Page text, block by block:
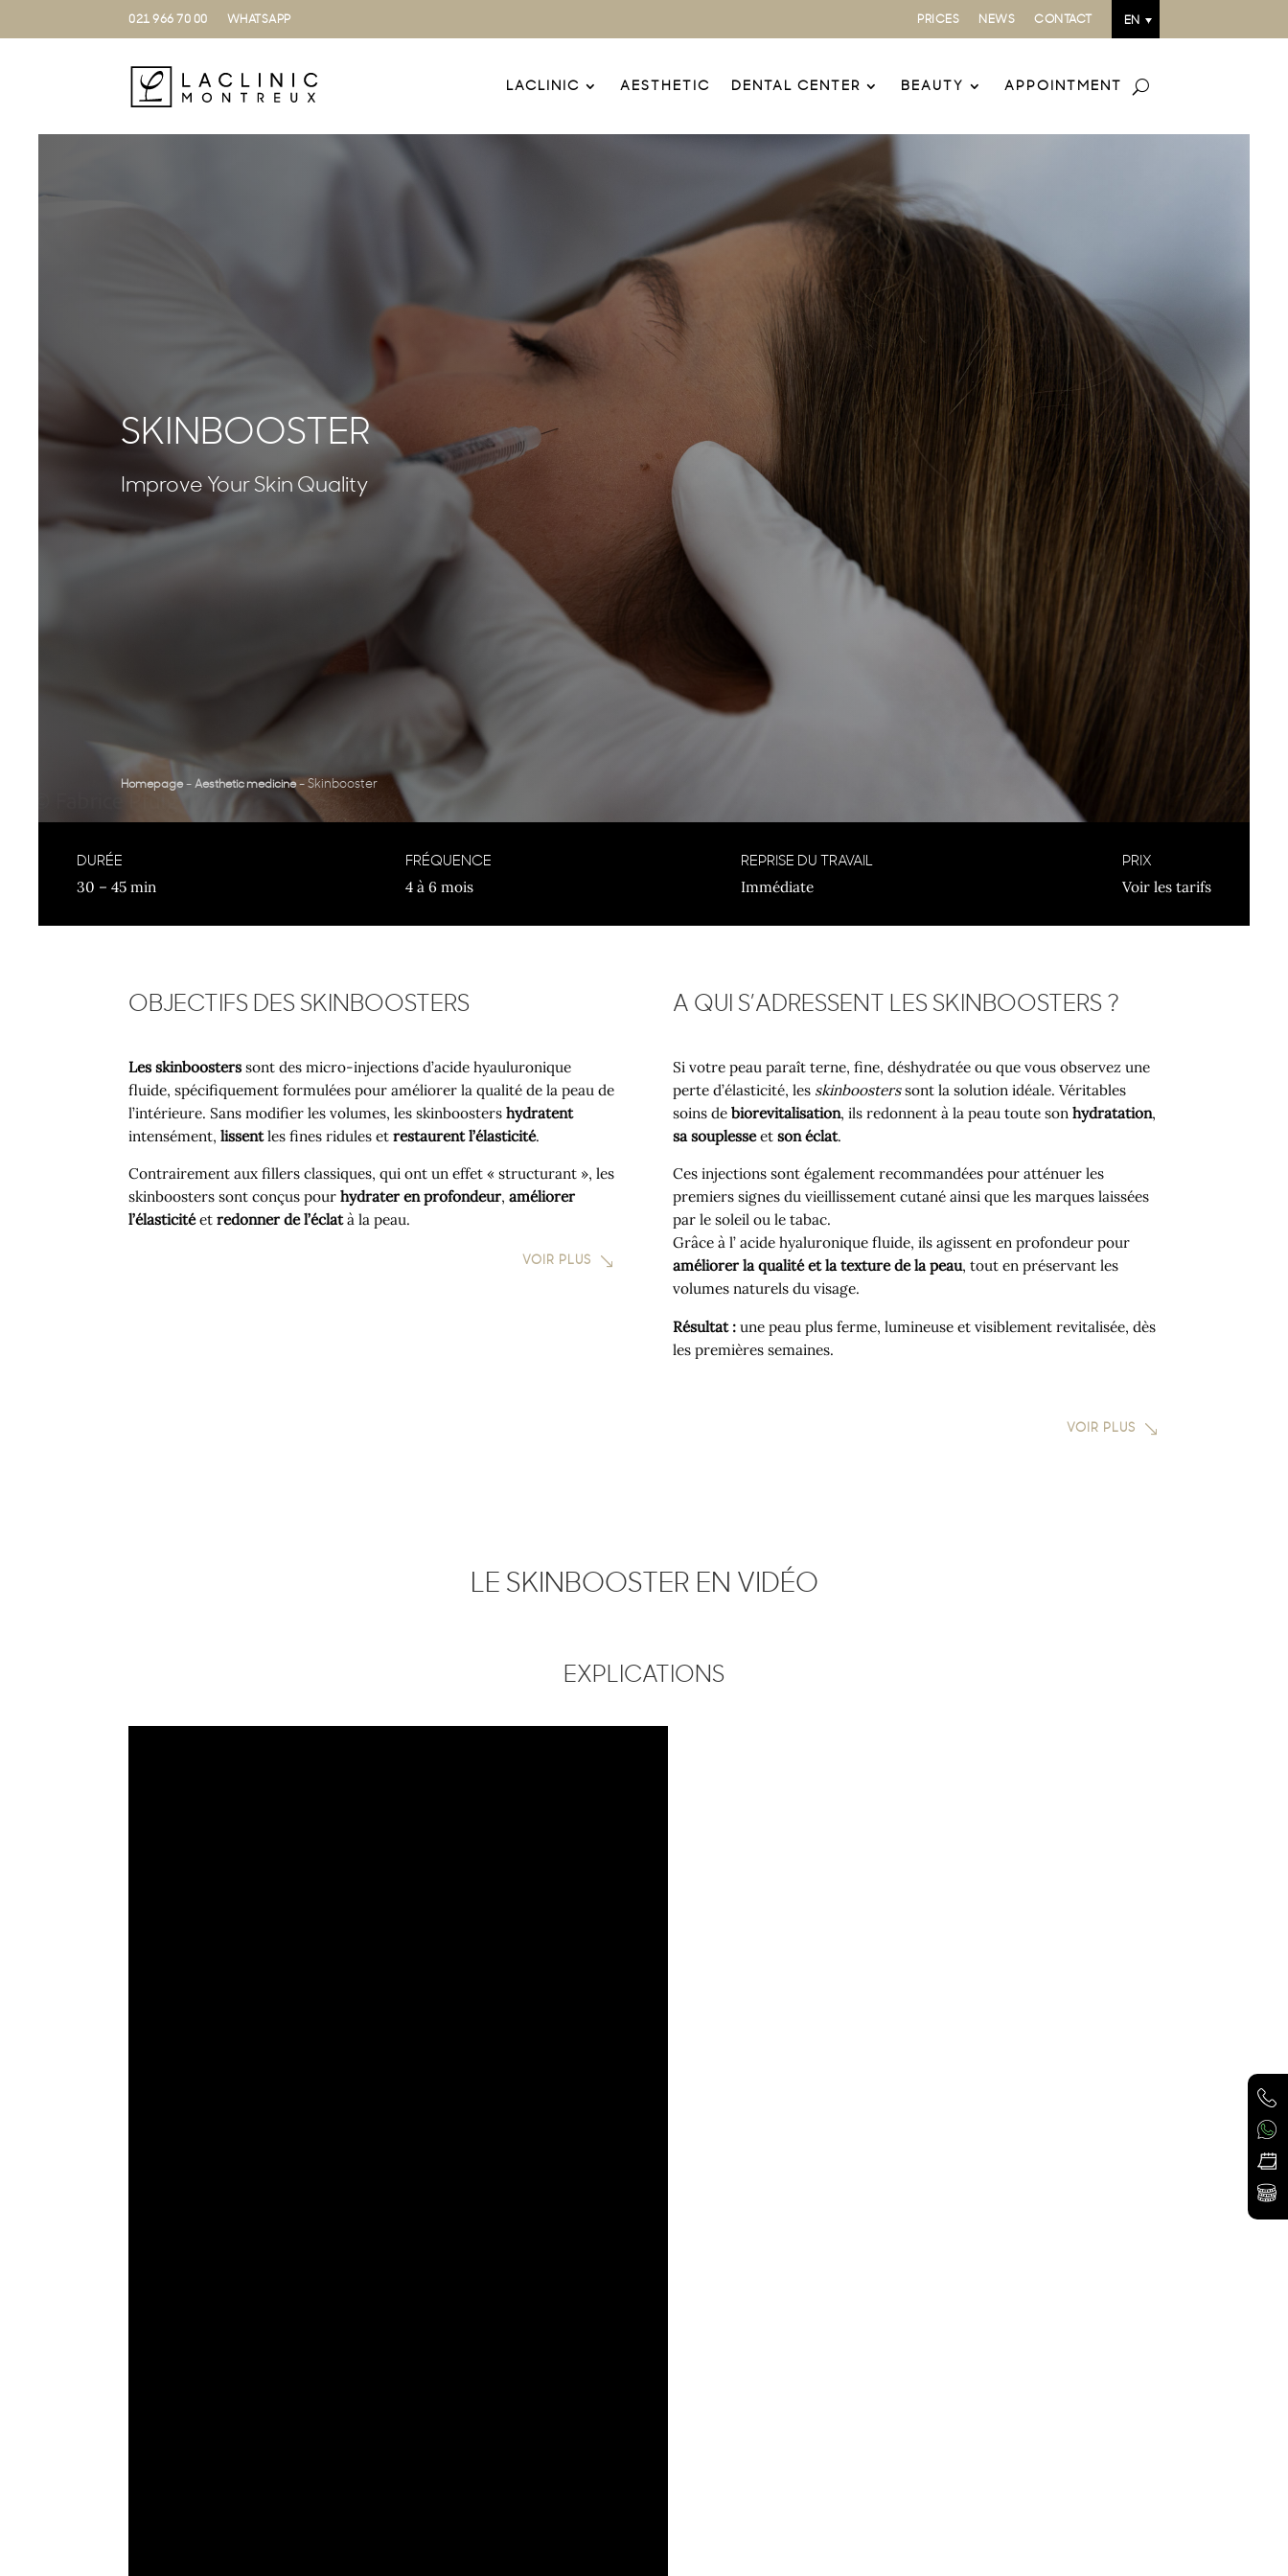
021 966 70 00 WHATSAPP PRICES NEWS CONTACT EN
LACLINIC AESTHETIC DENTAL CENTER BEAUTY APPOINTMENT
SKINBOOSTER
Improve Your Skin Quality
Homepage-Aesthetic medicine-Skinbooster
DURÉE
30 – 45 min
FRÉQUENCE
4 à 6 mois
REPRISE DU TRAVAIL
Immédiate
PRIX
Voir les tarifs
OBJECTIFS DES SKINBOOSTERS
Les skinboosterssont des micro-injections d’acide hyauluronique
fluide, spécifiquement formulées pour améliorer la qualité de la peau de
l’intérieure. Sans modifier les volumes, les skinboostershydratent
intensément,lissentles fines ridules etrestaurent l’élasticité.
Contrairement aux fillers classiques, qui ont un effet « structurant », les
skinboosters sont conçus pourhydrater en profondeur,améliorer
l’élasticitéetredonner de l’éclatà la peau.
VOIR PLUS
A QUI S’ADRESSENT LES SKINBOOSTERS ?
Si votre peau paraît terne, fine, déshydratée ou que vous observez une
perte d’élasticité, les skinboosterssont la solution idéale. Véritables
soins de biorevitalisation, ils redonnent à la peau toute son hydratation,
sa souplesseet son éclat.
Ces injections sont également recommandées pour atténuer les
premiers signes du vieillissement cutané ainsi que les marques laissées
par le soleil ou le tabac.
Grâce à l’ acide hyaluronique fluide, ils agissent en profondeur pour
améliorer la qualité et la texture de la peau, tout en préservant les
volumes naturels du visage.
Résultat :une peau plus ferme, lumineuse et visiblement revitalisée, dès
les premières semaines.
VOIR PLUS
LE SKINBOOSTER EN VIDÉO
EXPLICATIONS